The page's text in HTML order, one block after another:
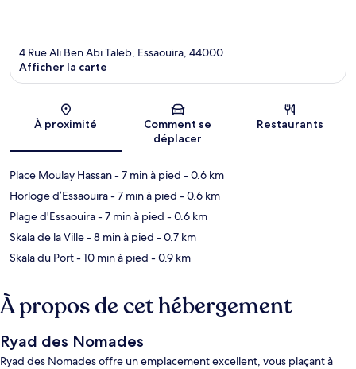
Carte
4 Rue Ali Ben Abi Taleb, Essaouira, 44000
Afficher la carte
À proximité
Comment se
déplacer
Restaurants
Place Moulay Hassan- 7 min à pied - 0.6 km
Horloge d’Essaouira- 7 min à pied - 0.6 km
Plage d'Essaouira- 7 min à pied - 0.6 km
Skala de la Ville- 8 min à pied - 0.7 km
Skala du Port- 10 min à pied - 0.9 km
À propos de cet hébergement
Ryad des Nomades
Ryad des Nomades offre un emplacement excellent, vous plaçant à